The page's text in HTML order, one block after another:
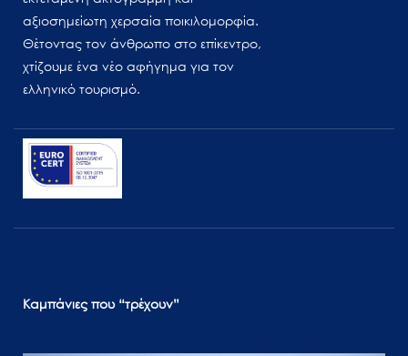
αξιοσημείωτη χερσαία ποικιλομορφία.
Θέτοντας τον άνθρωπο στο επίκεντρο,
χτίζουμε ένα νέο αφήγημα για τον
ελληνικό τουρισμό.
Καμπάνιες που “τρέχουν”